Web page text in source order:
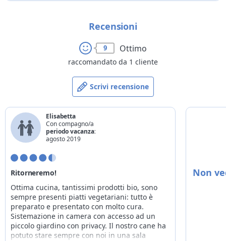
Recensioni
9 Ottimo
raccomandato da 1 cliente
Scrivi recensione
Elisabetta
Con compagno/a
periodo vacanza:
agosto 2019
Ritorneremo!
Ottima cucina, tantissimi prodotti bio, sono
sempre presenti piatti vegetariani: tutto è
preparato e presentato con molto cura.
Sistemazione in camera con accesso ad un
piccolo giardino con privacy. Il nostro cane ha
potuto stare sempre con noi in una sala
Non